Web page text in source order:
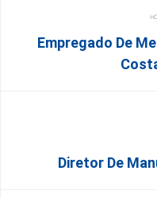
Empregado De
Diretor De